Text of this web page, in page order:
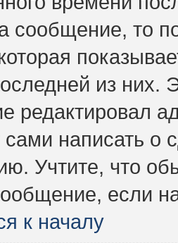
сообщение, то
из них.
редактировал
сами написать о
Учтите, что
если
к началу